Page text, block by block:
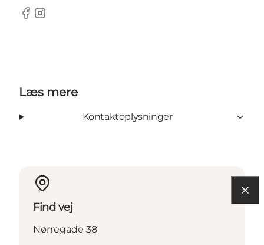
Facebook
Instagram
Læs mere
Kontaktoplysninger
Find vej
Nørregade 38